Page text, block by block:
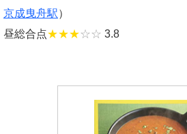
京成曳舟駅）
昼総合点★★★☆☆ 3.8